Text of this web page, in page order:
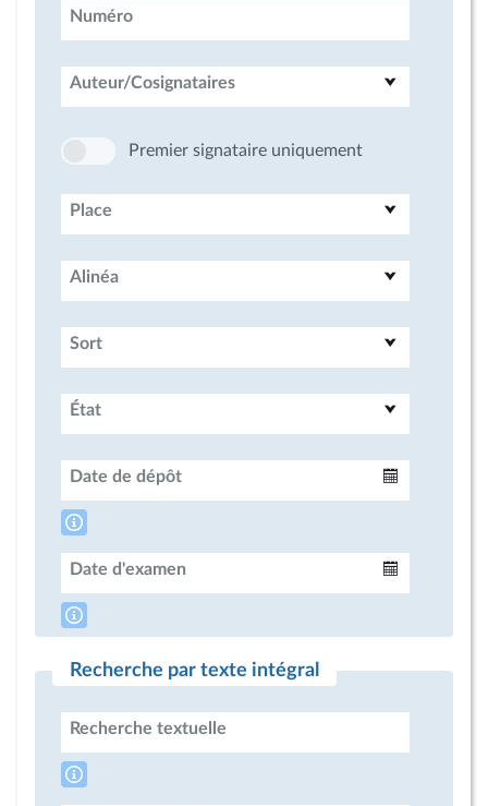
Numéro
Auteur/Cosignataires
Premier signataire uniquement
Place
Alinéa
Sort
État
Date de dépôt
Date d'examen
Recherche par texte intégral
Recherche textuelle